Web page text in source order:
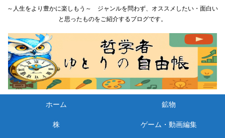
～人生をより豊かに楽しもう～ ジャンルを問わず、オススメしたい・面白い
と思ったものをご紹介するブログです。
ホーム 鉱物
株 ゲーム・動画編集